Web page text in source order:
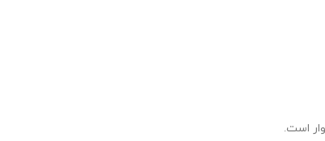
است.